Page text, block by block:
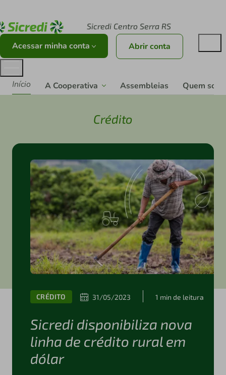
Sicredi Centro Serra RS
Acessar minha conta Abrir conta
Início A Cooperativa Assembleias Quem
Crédito
CRÉDITO 31/05/2023 1 min de leitura
Sicredi disponibiliza nova
linha de crédito rural em
dólar